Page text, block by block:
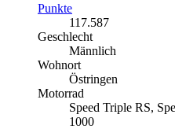
Punkte
117.587
Geschlecht
Männlich
Wohnort
Östringen
Motorrad
Speed Triple RS,
1000